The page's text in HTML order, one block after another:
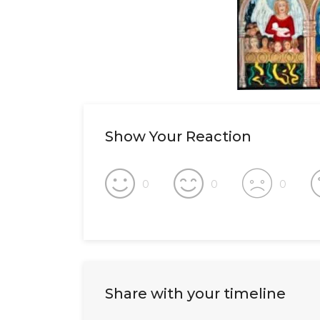
Show Your Reaction
0 0 0
Share with your timeline